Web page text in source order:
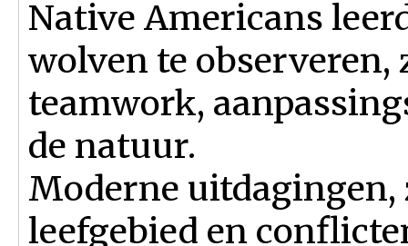
Native Americans
wolven te observeren,
teamwork,
de natuur.
Moderne
leefgebied en